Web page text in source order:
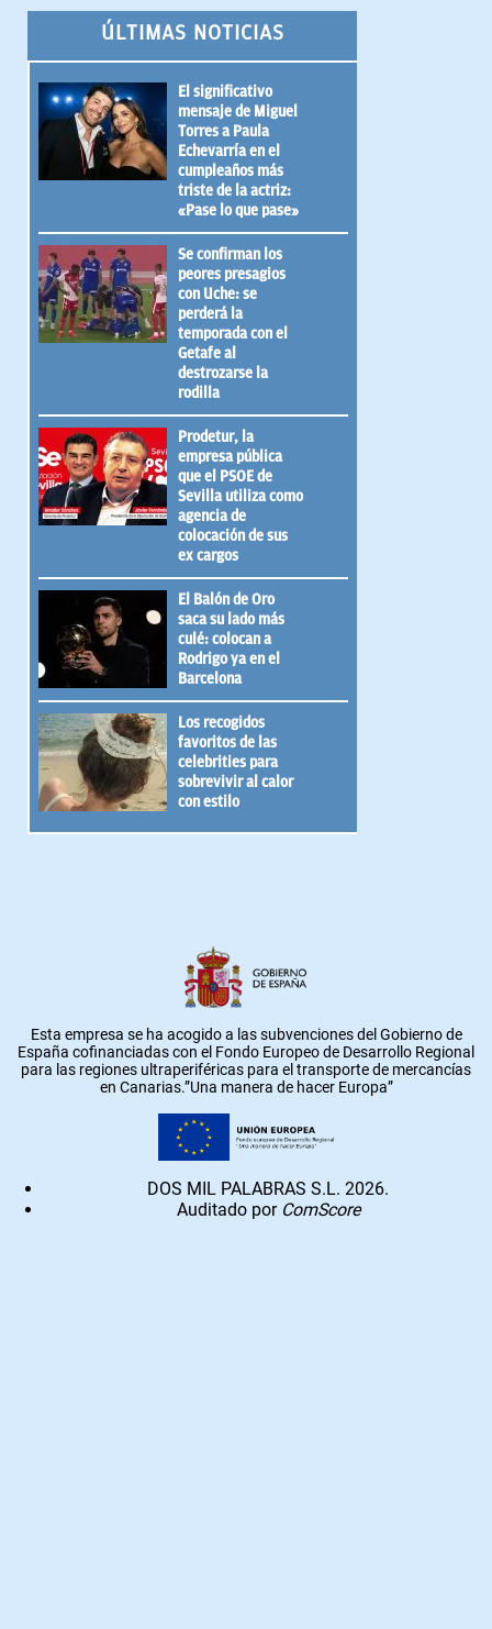
ÚLTIMAS NOTICIAS
El significativo
mensaje de Miguel
Torres a Paula
Echevarría en el
cumpleaños más
triste de la actriz:
«Pase lo que pase»
Se confirman los
peores presagios
con Uche: se
perderá la
temporada con el
Getafe al
destrozarse la
rodilla
Prodetur, la
empresa pública
que el PSOE de
Sevilla utiliza como
agencia de
colocación de sus
ex cargos
El Balón de Oro
saca su lado más
culé: colocan a
Rodrigo ya en el
Barcelona
Los recogidos
favoritos de las
celebrities para
sobrevivir al calor
con estilo
Esta empresa se ha acogido a las subvenciones del Gobierno de
España cofinanciadas con el Fondo Europeo de Desarrollo Regional
para las regiones ultraperiféricas para el transporte de mercancías
en Canarias.”Una manera de hacer Europa”
DOS MIL PALABRAS S.L. 2026.
Auditado por ComScore